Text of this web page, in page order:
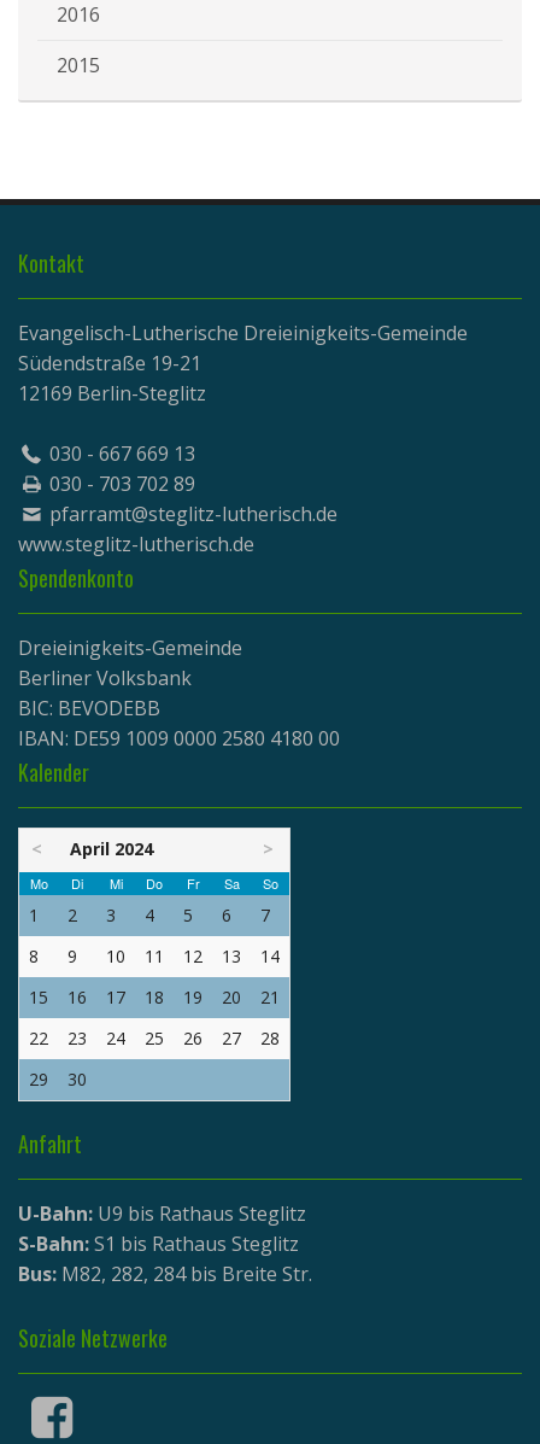
2016
2015
Kontakt
Evangelisch-Lutherische Dreieinigkeits-Gemeinde
Südendstraße 19-21
12169 Berlin-Steglitz
030 - 667 669 13
030 - 703 702 89
pfarramt@steglitz-lutherisch.de
www.steglitz-lutherisch.de
Spendenkonto
Dreieinigkeits-Gemeinde
Berliner Volksbank
BIC: BEVODEBB
IBAN: DE59 1009 0000 2580 4180 00
Kalender
< April 2024 >
Mo Di Mi Do Fr Sa So
1 2 3 4 5 6
7
8
9 10 11 12 13
14
15
16 17 18 19 20
21
22
23 24 25 26 27
28
29
30
Anfahrt
U-Bahn: U9 bis Rathaus Steglitz
S-Bahn:S1 bis Rathaus Steglitz
Bus: M82, 282, 284 bis Breite Str.
Soziale Netzwerke